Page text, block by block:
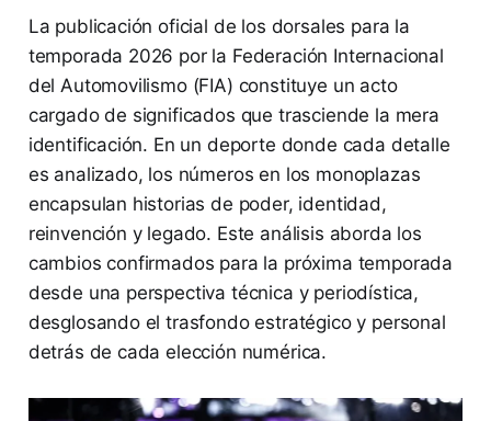
La publicación oficial de los dorsales para la
temporada 2026 por la Federación Internacional
del Automovilismo (FIA) constituye un acto
cargado de significados que trasciende la mera
identificación. En un deporte donde cada detalle
es analizado, los números en los monoplazas
encapsulan historias de poder, identidad,
reinvención y legado. Este análisis aborda los
cambios confirmados para la próxima temporada
desde una perspectiva técnica y periodística,
desglosando el trasfondo estratégico y personal
detrás de cada elección numérica.